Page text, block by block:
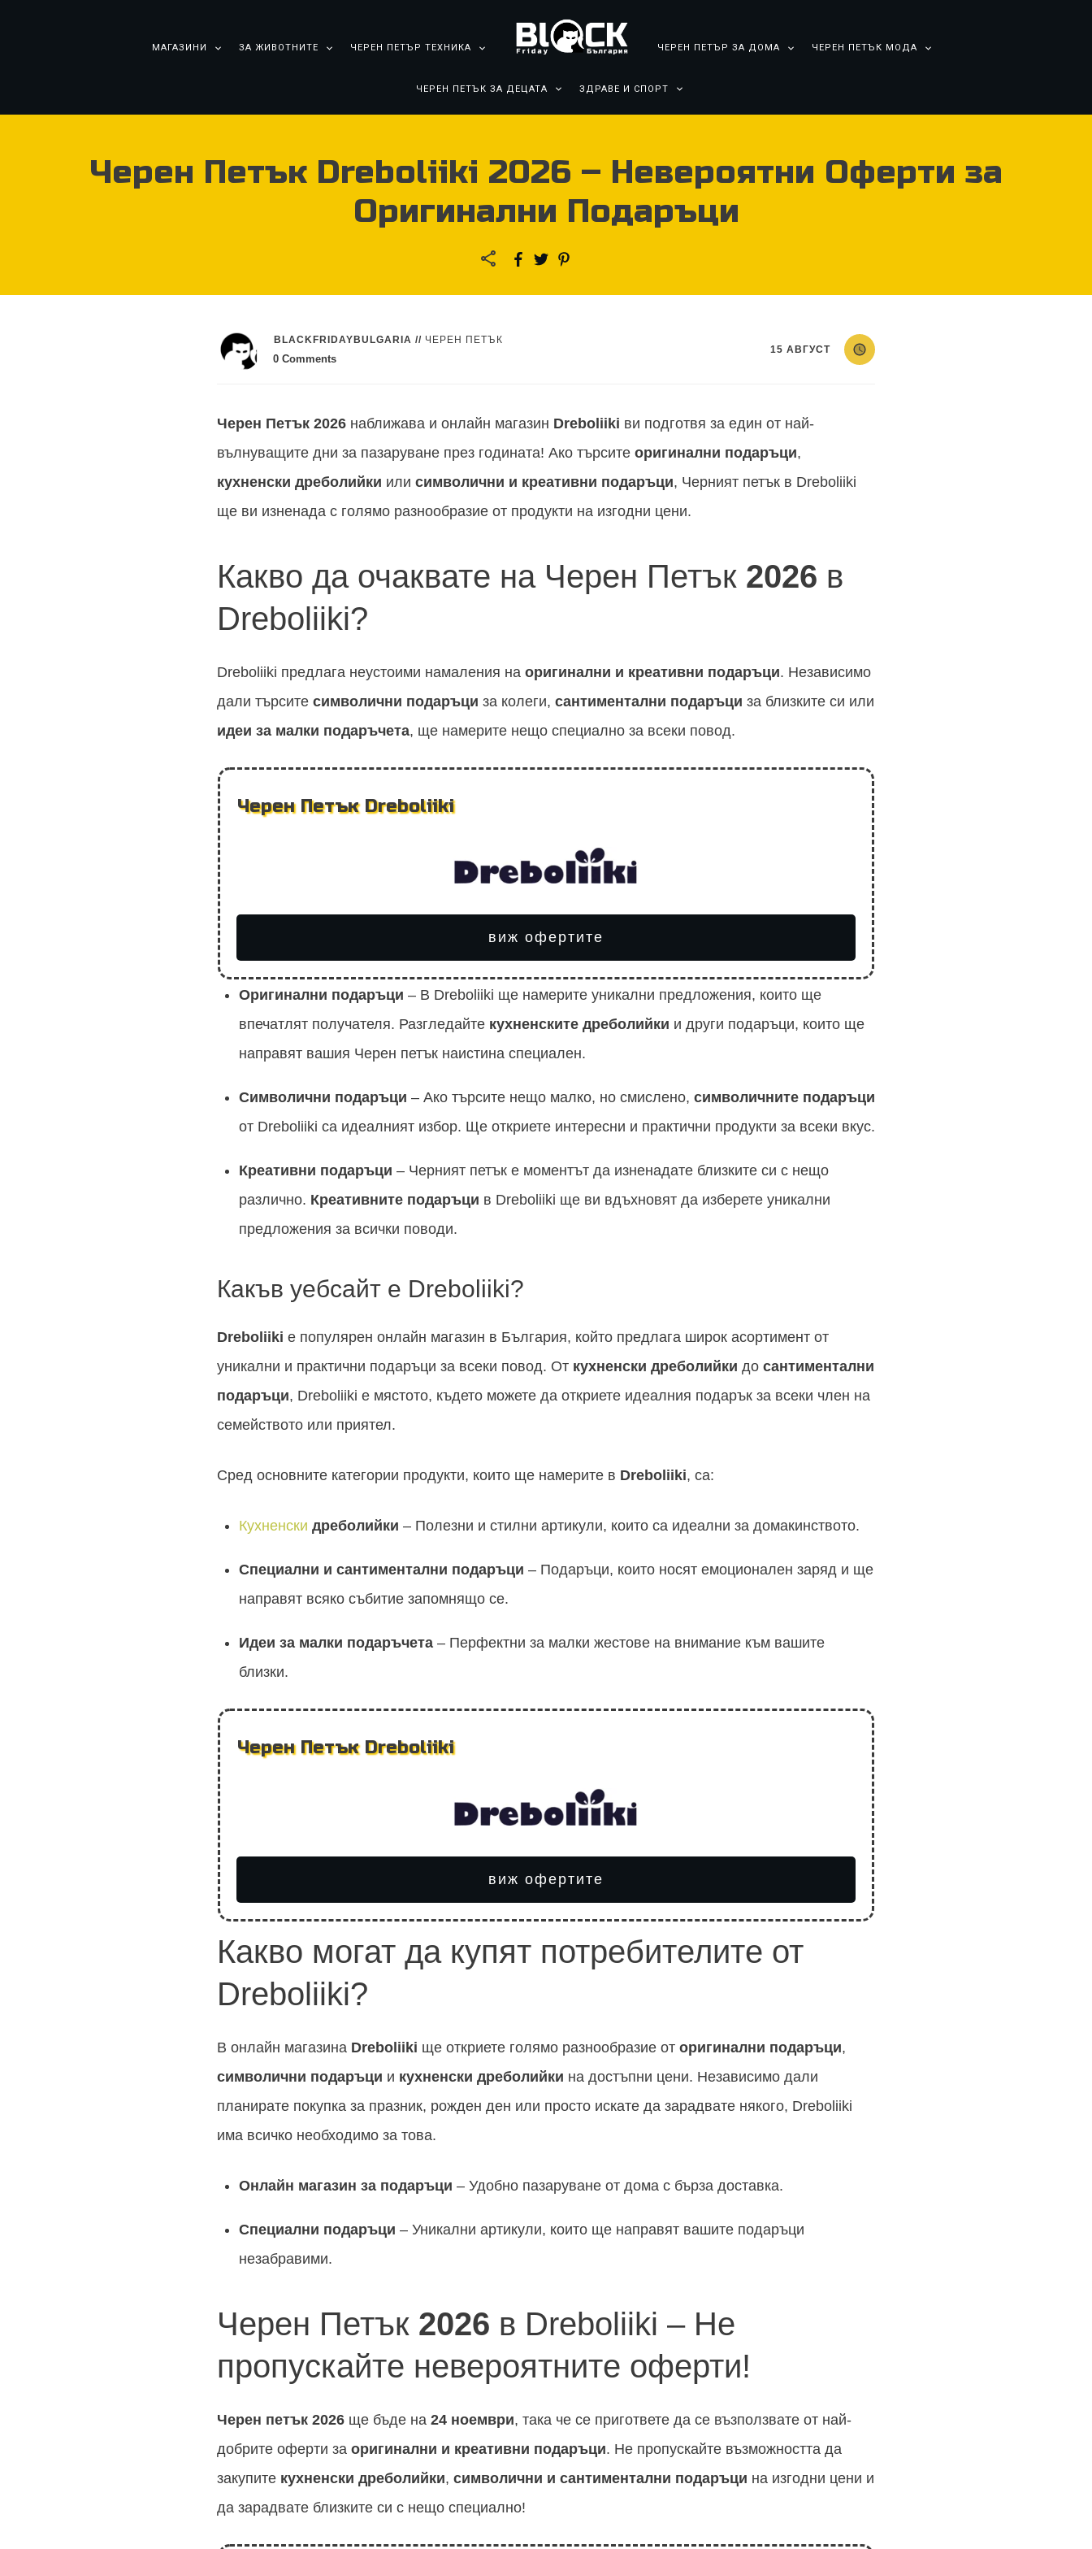
МАГАЗИНИ ЗА ЖИВОТНИТЕ ЧЕРЕН ПЕТЪР ТЕХНИКА ЧЕРЕН ПЕТЪР ЗА ДОМА ЧЕРЕН ПЕТЪК МОДА
ЧЕРЕН ПЕТЪК ЗА ДЕЦАТА ЗДРАВЕ И СПОРТ
Черен Петък Dreboliiki 2026 – Невероятни Оферти за
Оригинални Подаръци
BLACKFRIDAYBULGARIA // ЧЕРЕН ПЕТЪК
0 Comments
15 АВГУСТ
Черен Петък 2026 наближава и онлайн магазин Dreboliiki ви подготвя за един от най-
вълнуващите дни за пазаруване през годината! Ако търсите оригинални подаръци,
кухненски дреболийки или символични и креативни подаръци, Черният петък в Dreboliiki
ще ви изненада с голямо разнообразие от продукти на изгодни цени.
Какво да очаквате на Черен Петък 2026 в
Dreboliiki?
Dreboliiki предлага неустоими намаления на оригинални и креативни подаръци. Независимо
дали търсите символични подаръци за колеги, сантиментални подаръци за близките си или
идеи за малки подаръчета, ще намерите нещо специално за всеки повод.
Черен Петък Dreboliiki
виж офертите
Оригинални подаръци – В Dreboliiki ще намерите уникални предложения, които ще
впечатлят получателя. Разгледайте кухненските дреболийки и други подаръци, които ще
направят вашия Черен петък наистина специален.
Символични подаръци – Ако търсите нещо малко, но смислено, символичните подаръци
от Dreboliiki са идеалният избор. Ще откриете интересни и практични продукти за всеки вкус.
Креативни подаръци – Черният петък е моментът да изненадате близките си с нещо
различно. Креативните подаръци в Dreboliiki ще ви вдъхновят да изберете уникални
предложения за всички поводи.
Какъв уебсайт е Dreboliiki?
Dreboliiki е популярен онлайн магазин в България, който предлага широк асортимент от
уникални и практични подаръци за всеки повод. От кухненски дреболийки до сантиментални
подаръци, Dreboliiki е мястото, където можете да откриете идеалния подарък за всеки член на
семейството или приятел.
Сред основните категории продукти, които ще намерите в Dreboliiki, са:
Кухненски дреболийки – Полезни и стилни артикули, които са идеални за домакинството.
Специални и сантиментални подаръци – Подаръци, които носят емоционален заряд и ще
направят всяко събитие запомнящо се.
Идеи за малки подаръчета – Перфектни за малки жестове на внимание към вашите
близки.
Черен Петък Dreboliiki
виж офертите
Какво могат да купят потребителите от
Dreboliiki?
В онлайн магазина Dreboliiki ще откриете голямо разнообразие от оригинални подаръци,
символични подаръци и кухненски дреболийки на достъпни цени. Независимо дали
планирате покупка за празник, рожден ден или просто искате да зарадвате някого, Dreboliiki
има всичко необходимо за това.
Онлайн магазин за подаръци – Удобно пазаруване от дома с бърза доставка.
Специални подаръци – Уникални артикули, които ще направят вашите подаръци
незабравими.
Черен Петък 2026 в Dreboliiki – Не
пропускайте невероятните оферти!
Черен петък 2026 ще бъде на 24 ноември, така че се пригответе да се възползвате от най-
добрите оферти за оригинални и креативни подаръци. Не пропускайте възможността да
закупите кухненски дреболийки, символични и сантиментални подаръци на изгодни цени и
да зарадвате близките си с нещо специално!